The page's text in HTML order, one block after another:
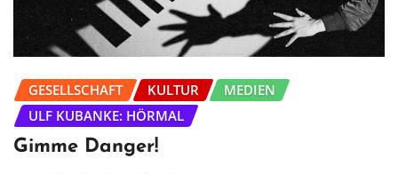
GESELLSCHAFT KULTUR
MEDIEN
ULF KUBANKE: HÖRMAL
Gimme Danger!